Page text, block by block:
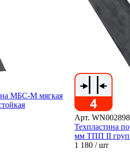
МБС-М мягкая
Арт.
Техпластина
мм ТПП II
1 180 / шт